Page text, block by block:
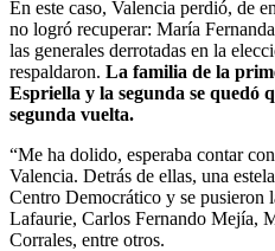
En este caso, Valencia perdió, de
no logró recuperar: María
las generales derrotadas en la
respaldaron. La familia de la
Espriella y la segunda se quedó
segunda vuelta.
“Me ha dolido, esperaba contar
Valencia. Detrás de ellas, una
Centro Democrático y se pusieron
Lafaurie, Carlos Fernando Mejía,
Corrales, entre otros.